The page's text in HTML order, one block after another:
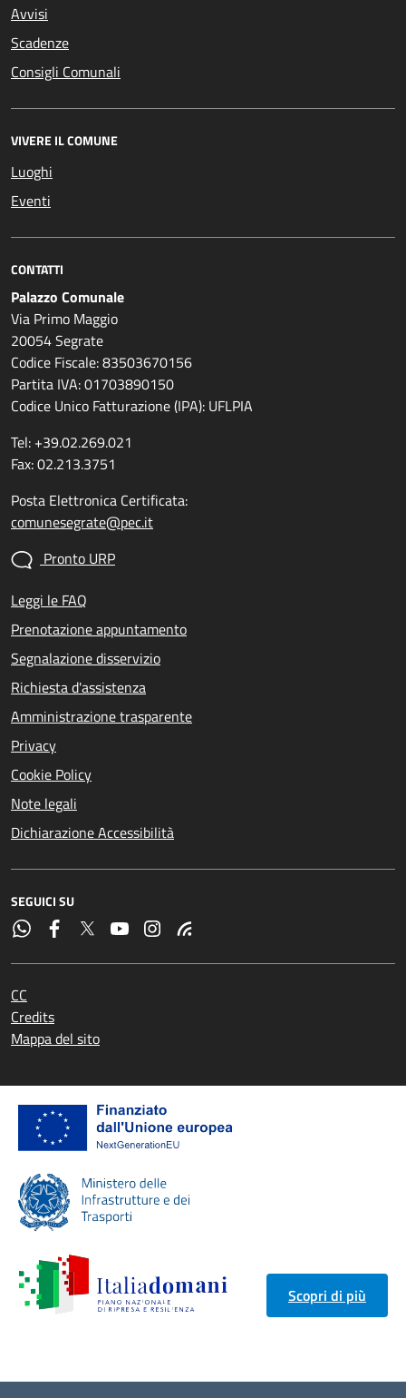
Avvisi
Scadenze
Consigli Comunali
VIVERE IL COMUNE
Luoghi
Eventi
CONTATTI
Palazzo Comunale
Via Primo Maggio
20054 Segrate
Codice Fiscale: 83503670156
Partita IVA: 01703890150
Codice Unico Fatturazione (IPA): UFLPIA
Tel: +39.02.269.021
Fax: 02.213.3751
Posta Elettronica Certificata:
comunesegrate@pec.it
Pronto URP
Leggi le FAQ
Prenotazione appuntamento
Segnalazione disservizio
Richiesta d'assistenza
Amministrazione trasparente
Privacy
Cookie Policy
Note legali
Dichiarazione Accessibilità
SEGUICI SU
CC
Credits
Mappa del sito
Scopri di più